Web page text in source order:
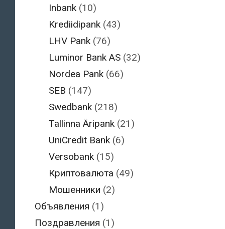
Inbank (10)
Krediidipank (43)
LHV Pank (76)
Luminor Bank AS (32)
Nordea Pank (66)
SEB (147)
Swedbank (218)
Tallinna Äripank (21)
UniCredit Bank (6)
Versobank (15)
Криптовалюта (49)
Мошенники (2)
Объявления (1)
Поздравления (1)